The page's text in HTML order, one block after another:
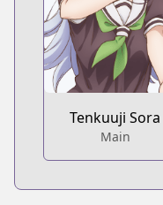
Tenkuuji Sora
Main